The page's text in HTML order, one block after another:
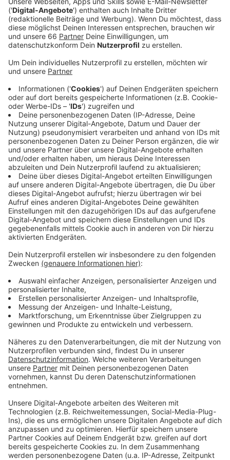
Flügelposition noch eine Alternative gebrauchen
könnte.
Veröffentlicht:Dienstag, 31.01.2023 04:32
Anzeige
Sportdirektor Christian Weber wollte am Montag (30.
Januar 2023) einen kurzfristigen Transfer auch nicht
ausschließen. Was Christian Weber und Klaus Allofs,
Vorstand Sport bei der Fortuna, dagegen ausschließen
konnten, ist ein vorzeitgier Wechsel von Stürmer
Dawid Kownacki. Er wird trotz einiger Angebote von
anderen Vereinen bis zum Saisonende bei der Fortuna
bleiben. Kownacki hatte Ende letzten Jahres bekannt
gegeben, dass er seinen im Sommer auslaufenden
Vertrag nicht verlängern wird. Danach hatte es immer
wieder Spekulationen um einen vorzeitigen Abschied
gegeben.
Anzeige
Weitere Infos und Links zum Thema:
Anzeige
Dawid Kownacki bleibt bis zum Sommer bei der
Fortuna
Die Homepage der Fortuna
Anzeige